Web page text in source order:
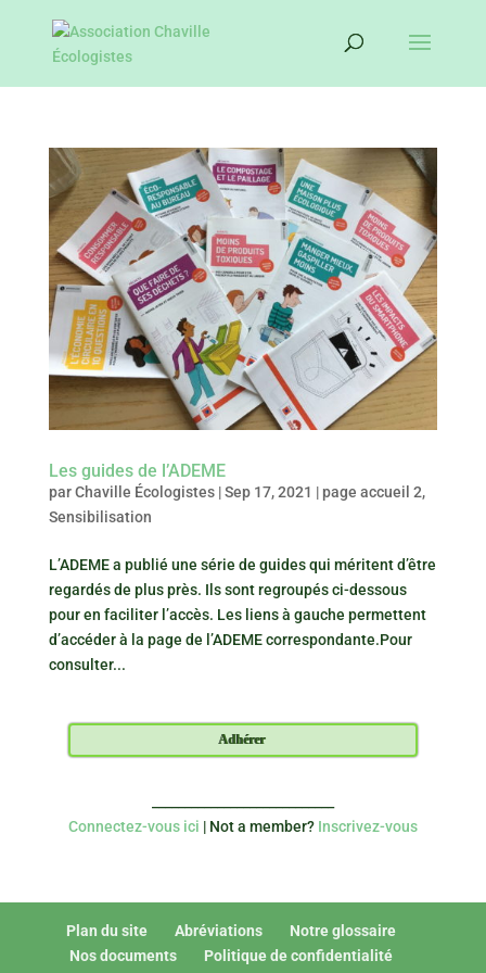
Les guides de l’ADEME
parChaville Écologistes|Sep 17, 2021 | page accueil 2,
Sensibilisation
L’ADEME a publié une série de guides qui méritent d’être
regardés de plus près. Ils sont regroupés ci-dessous
pour en faciliter l’accès. Les liens à gauche permettent
d’accéder à la page de l’ADEME correspondante.Pour
consulter...
Adhérer
Connectez-vous ici | Not a member? Inscrivez-vous
Plan du site Abréviations
Notre glossaire
Nos documents
Politique de confidentialité